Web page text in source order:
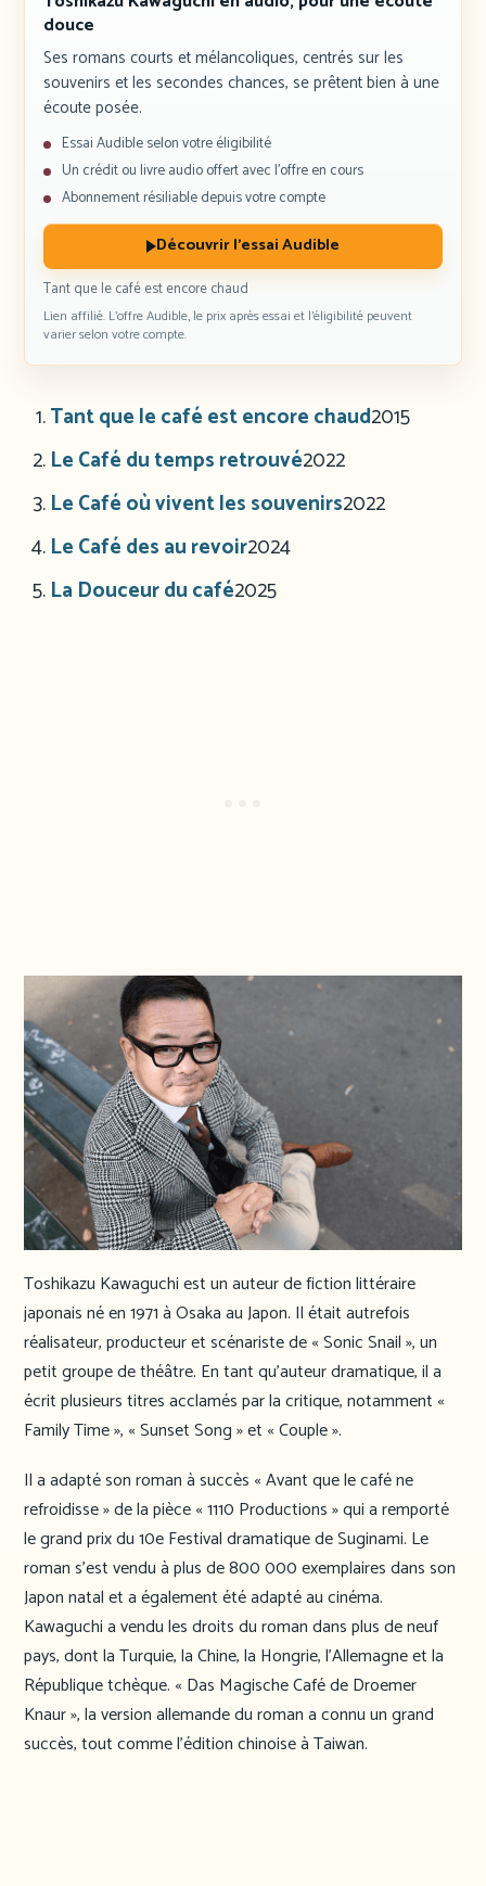
douce
Ses romans courts et mélancoliques, centrés sur les
souvenirs et les secondes chances, se prêtent bien à une
écoute posée.
Essai Audible selon votre éligibilité
Un crédit ou livre audio offert avec l’offre en cours
Abonnement résiliable depuis votre compte
Découvrir l’essai Audible
Tant que le café est encore chaud
Lien affilié. L’offre Audible, le prix après essai et l’éligibilité peuvent
varier selon votre compte.
Tant que le café est encore chaud2015
Le Café du temps retrouvé2022
Le Café où vivent les souvenirs2022
Le Café des au revoir2024
La Douceur du café2025
Toshikazu Kawaguchi est un auteur de fiction littéraire
japonais né en 1971 à Osaka au Japon. Il était autrefois
réalisateur, producteur et scénariste de « Sonic Snail », un
petit groupe de théâtre. En tant qu’auteur dramatique, il a
écrit plusieurs titres acclamés par la critique, notamment «
Family Time », « Sunset Song » et « Couple ».
Il a adapté son roman à succès « Avant que le café ne
refroidisse » de la pièce « 1110 Productions » qui a remporté
le grand prix du 10e Festival dramatique de Suginami. Le
roman s’est vendu à plus de 800 000 exemplaires dans son
Japon natal et a également été adapté au cinéma.
Kawaguchi a vendu les droits du roman dans plus de neuf
pays, dont la Turquie, la Chine, la Hongrie, l’Allemagne et la
République tchèque. « Das Magische Café de Droemer
Knaur », la version allemande du roman a connu un grand
succès, tout comme l’édition chinoise à Taiwan.